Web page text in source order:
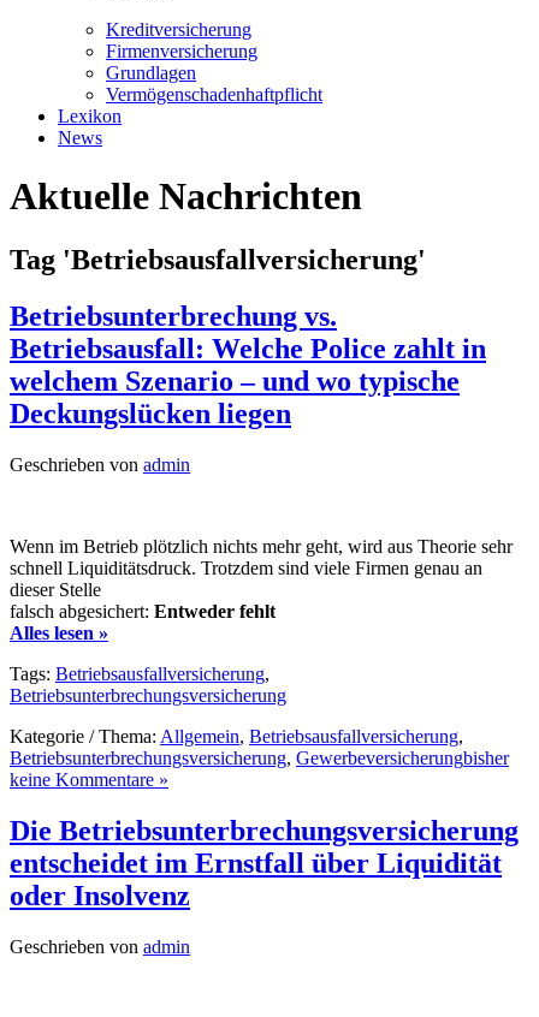
Kreditversicherung
Firmenversicherung
Grundlagen
Vermögenschadenhaftpflicht
Lexikon
News
Aktuelle Nachrichten
Tag 'Betriebsausfallversicherung'
Betriebsunterbrechung vs.
Betriebsausfall: Welche Police zahlt in
welchem Szenario – und wo typische
Deckungslücken liegen
Geschrieben von admin
Wenn im Betrieb plötzlich nichts mehr geht, wird aus Theorie sehr
schnell Liquiditätsdruck. Trotzdem sind viele Firmen genau an
dieser Stelle
falsch abgesichert: Entweder fehlt
Alles lesen »
Tags: Betriebsausfallversicherung,
Betriebsunterbrechungsversicherung
Kategorie / Thema: Allgemein, Betriebsausfallversicherung,
Betriebsunterbrechungsversicherung, Gewerbeversicherungbisher
keine Kommentare »
Die Betriebsunterbrechungsversicherung
entscheidet im Ernstfall über Liquidität
oder Insolvenz
Geschrieben von admin